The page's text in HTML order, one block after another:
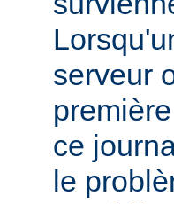
serveur
ce
le